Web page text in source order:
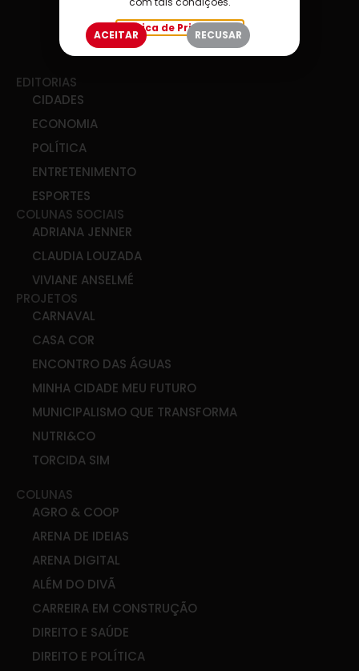
EDITORIAS
CIDADES
ECONOMIA
POLÍTICA
ENTRETENIMENTO
ESPORTES
COLUNAS SOCIAIS
ADRIANA JENNER
CLAUDIA LOUZADA
VIVIANE ANSELMÉ
PROJETOS
CARNAVAL
CASA COR
ENCONTRO DAS ÁGUAS
MINHA CIDADE MEU FUTURO
MUNICIPALISMO QUE TRANSFORMA
NUTRI&CO
TORCIDA SIM
COLUNAS
AGRO & COOP
ARENA DE IDEIAS
ARENA DIGITAL
ALÉM DO DIVÃ
CARREIRA EM CONSTRUÇÃO
DIREITO E SAÚDE
DIREITO E POLÍTICA
Política de Privacidade
ACEITAR RECUSAR